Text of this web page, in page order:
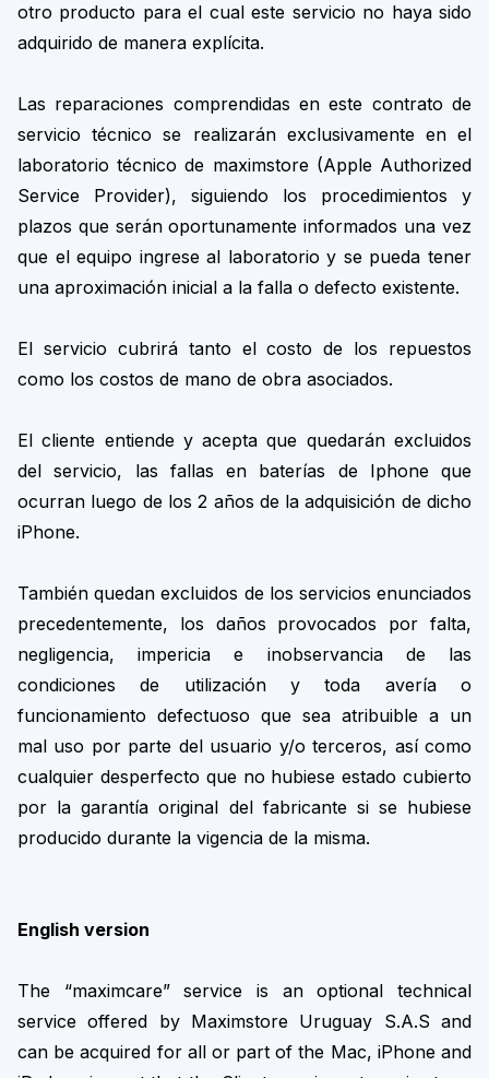
otro producto para el cual este servicio no haya sido
adquirido de manera explícita.
Las reparaciones comprendidas en este contrato de
servicio técnico se realizarán exclusivamente en el
laboratorio técnico de maximstore (Apple Authorized
Service Provider), siguiendo los procedimientos y
plazos que serán oportunamente informados una vez
que el equipo ingrese al laboratorio y se pueda tener
una aproximación inicial a la falla o defecto existente.
El servicio cubrirá tanto el costo de los repuestos
como los costos de mano de obra asociados.
El cliente entiende y acepta que quedarán excluidos
del servicio, las fallas en baterías de Iphone que
ocurran luego de los 2 años de la adquisición de dicho
iPhone.
También quedan excluidos de los servicios enunciados
precedentemente, los daños provocados por falta,
negligencia, impericia e inobservancia de las
condiciones de utilización y toda avería o
funcionamiento defectuoso que sea atribuible a un
mal uso por parte del usuario y/o terceros, así como
cualquier desperfecto que no hubiese estado cubierto
por la garantía original del fabricante si se hubiese
producido durante la vigencia de la misma.
English version
The “maximcare” service is an optional technical
service offered by Maximstore Uruguay S.A.S and
can be acquired for all or part of the Mac, iPhone and